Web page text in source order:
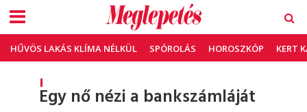
HŰVÖS LAKÁS KLÍMA NÉLKÜL SPÓROLÁS HOROSZKÓP KERT
Egy nő nézi a bankszámláját